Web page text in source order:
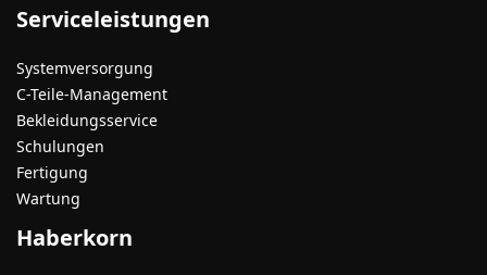
Serviceleistungen
Systemversorgung
C-Teile-Management
Bekleidungsservice
Schulungen
Fertigung
Wartung
Haberkorn